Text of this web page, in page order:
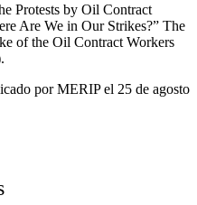
Protests by Oil Contract
Are We in Our Strikes?” The
of the Oil Contract Workers
por MERIP el 25 de agosto